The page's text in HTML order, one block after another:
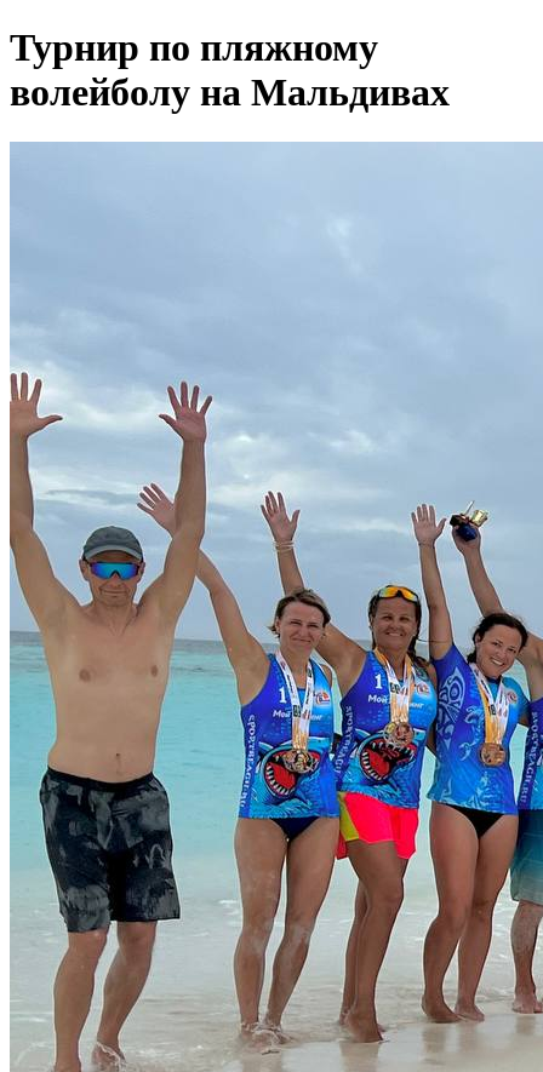
Турнир по пляжному
волейболу на Мальдивах